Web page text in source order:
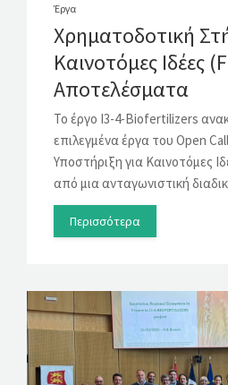
Έργα
Χρηματοδοτική
Καινοτόμες Ιδέες
Αποτελέσματα
Το έργο I3-4-Biofertilizers
επιλεγμένα έργα του Open
Υποστήριξη για Καινοτόμες
από μια ανταγωνιστική
Περισσότερα